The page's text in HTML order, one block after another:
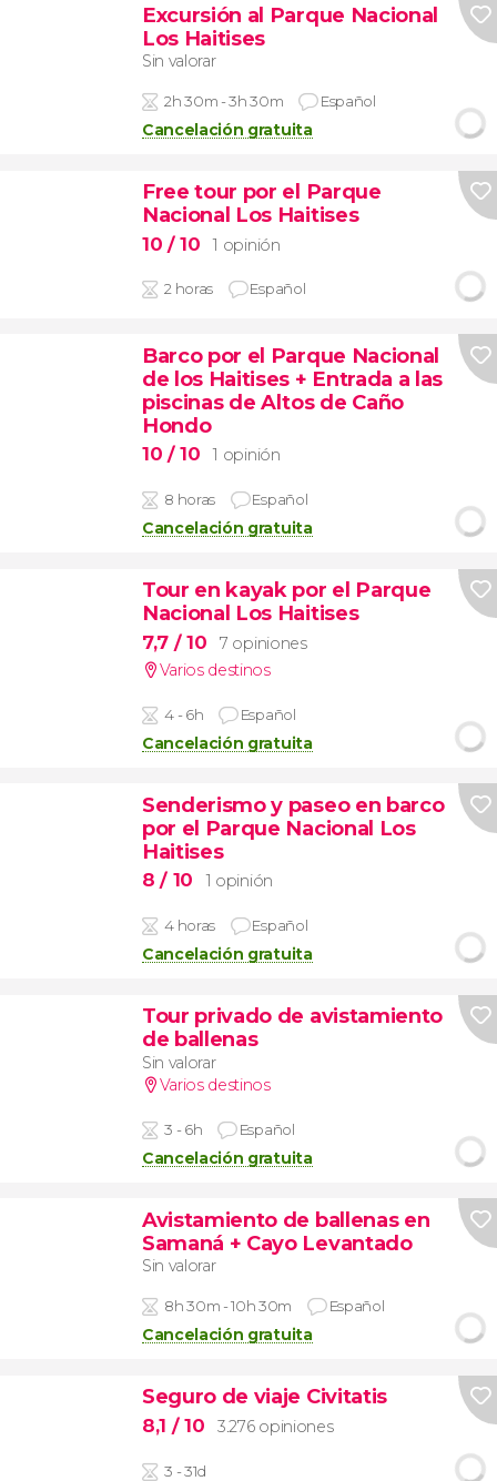
Excursión al Parque Nacional
Los Haitises
Sin valorar
2h 30m - 3h 30m Español
Cancelación gratuita
Free tour por el Parque
Nacional Los Haitises
10 / 10 1 opinión
2 horas Español
Barco por el Parque Nacional
de los Haitises + Entrada a las
piscinas de Altos de Caño
Hondo
10 / 10 1 opinión
8 horas Español
Cancelación gratuita
Tour en kayak por el Parque
Nacional Los Haitises
7,7 / 10
7 opiniones
Varios destinos
4 - 6h Español
Cancelación gratuita
Senderismo y paseo en barco
por el Parque Nacional Los
Haitises
8/ 10 1 opinión
4 horas Español
Cancelación gratuita
Tour privado de avistamiento
de ballenas
Sin valorar
Varios destinos
3 - 6h Español
Cancelación gratuita
Avistamiento de ballenas en
Samaná + Cayo Levantado
Sin valorar
8h 30m - 10h 30m Español
Cancelación gratuita
Seguro de viaje Civitatis
8,1 / 10 3.276 opiniones
3 - 31d